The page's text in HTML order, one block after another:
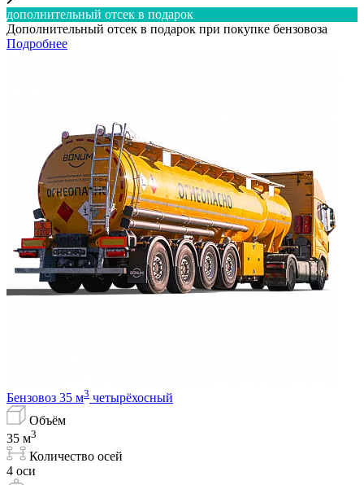
дополнительный отсек в подарок
Дополнительный отсек в подарок при покупке бензовоза
Подробнее
Бензовоз 35 м3 четырёхосный
Объём
35 м3
Количество осей
4 оси